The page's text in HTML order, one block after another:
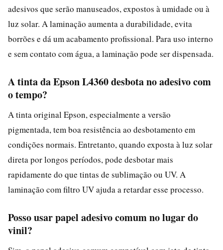
adesivos que serão manuseados, expostos à umidade ou à
luz solar. A laminação aumenta a durabilidade, evita
borrões e dá um acabamento profissional. Para uso interno
e sem contato com água, a laminação pode ser dispensada.
A tinta da Epson L4360 desbota no adesivo com
o tempo?
A tinta original Epson, especialmente a versão
pigmentada, tem boa resistência ao desbotamento em
condições normais. Entretanto, quando exposta à luz solar
direta por longos períodos, pode desbotar mais
rapidamente do que tintas de sublimação ou UV. A
laminação com filtro UV ajuda a retardar esse processo.
Posso usar papel adesivo comum no lugar do
vinil?